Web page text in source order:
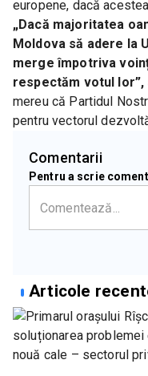
„Dacă majoritatea
Moldova să adere la
merge împotriva
respectăm votul
mereu că Partidul
pentru vectorul
Comentarii
Pentru a scrie
Articole